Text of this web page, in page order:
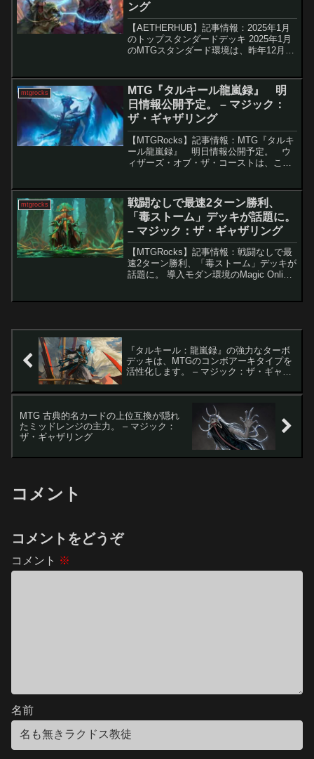
ング
【AETHERHUB】記事情報：2025年1月
のトップスタンダードデッキ 2025年1月
のMTGスタンダード環境は、昨年12月か
「ディミーアミッドレンジ」が引き続き
主力...
mtgrocks
MTG『タルキール龍嵐録』 明
日情報公開予定。 – マジック：
ザ・ギャザリング
【MTGRocks】記事情報：MTG『タルキ
ール龍嵐録』 明日情報公開予定。 ウ
ィザーズ・オブ・ザ・コーストは、この1
の公開、新たなSecret Lairドロップの...
mtgrocks
戦闘なしで最速2ターン勝利、
「毒ストーム」デッキが話題に。
– マジック：ザ・ギャザリング
【MTGRocks】記事情報：戦闘なしで最
速2ターン勝利、「毒ストーム」デッキが
話題に。 導入モダン環境のMagic Online
『タルキール：龍嵐録』の強力なターボ
デッキは、MTGのコンボアーキタイプを
活性化します。 – マジック：ザ・ギャザ
MTG 古典的名カードの上位互換が隠れ
たミッドレンジの主力。 – マジック：
ザ・ギャザリング
コメント
コメントをどうぞ
コメント ※
名前